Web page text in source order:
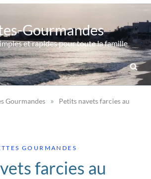
Gourmandes
et rapides pour toute la famille
Gourmandes »
Petits navets farcies au
GOURMANDES
farcies au